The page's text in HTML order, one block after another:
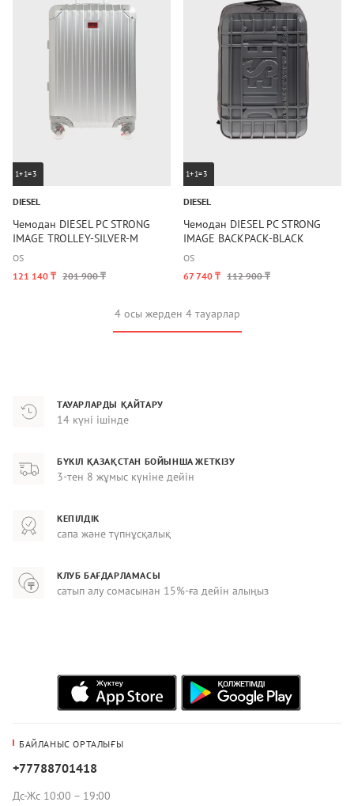
1+1=3
DIESEL
Чемодан DIESEL PC STRONG
IMAGE TROLLEY-SILVER-M
OS
121 140 ₸ 201 900 ₸
1+1=3
DIESEL
Чемодан DIESEL PC STRONG
IMAGE BACKPACK-BLACK
OS
67 740 ₸ 112 900 ₸
4 осы жерден 4 тауарлар
ТАУАРЛАРДЫ ҚАЙТАРУ
14 күні ішінде
БҮКІЛ ҚАЗАҚСТАН БОЙЫНША ЖЕТКІЗУ
3-тен 8 жұмыс күніне дейін
КЕПІЛДІК
сапа және түпнұсқалық
КЛУБ БАҒДАРЛАМАСЫ
сатып алу сомасынан 15%-ға дейін алыңыз
БАЙЛАНЫС ОРТАЛЫҒЫ
+77788701418
Дс-Жс 10:00 – 19:00